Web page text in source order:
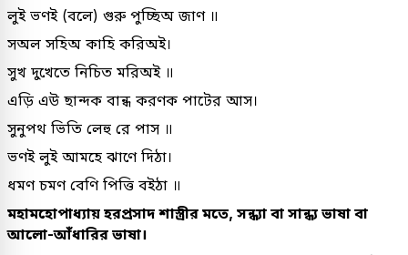
লুই ভণই (বলে) গুরু পুচ্ছিঅ জাণ ॥
সঅল সহিঅ কাহি করিঅই।
সুখ দুখেতে নিচিত মরিঅই ॥
এড়ি এউ ছান্দক বান্ধ করণক পাটের আস।
সুনুপথ ভিতি লেহু রে পাস ॥
ভণই লুই আমহে ঝাণে দিঠা।
ধমণ চমণ বেণি পিত্তি বইঠা ॥
মহামহোপাধ্যায় হরপ্রসাদ শাস্ত্রীর মতে, সন্ধ্যা বা সান্ধ্য ভাষা বা
আলো-আঁধারির ভাষা।